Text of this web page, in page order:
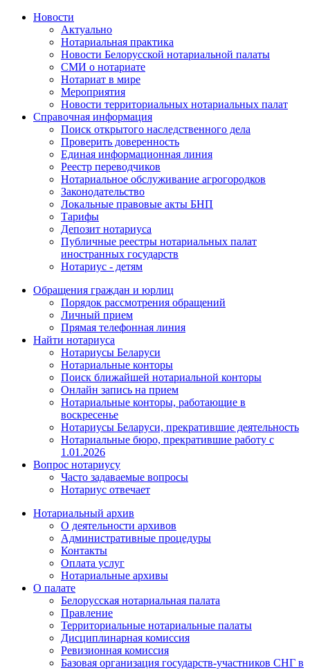
Новости
Актуально
Нотариальная практика
Новости Белорусской нотариальной палаты
СМИ о нотариате
Нотариат в мире
Мероприятия
Новости территориальных нотариальных палат
Справочная информация
Поиск открытого наследственного дела
Проверить доверенность
Единая информационная линия
Реестр переводчиков
Нотариальное обслуживание агрогородков
Законодательство
Локальные правовые акты БНП
Тарифы
Депозит нотариуса
Публичные реестры нотариальных палат
иностранных государств
Нотариус - детям
Обращения граждан и юрлиц
Порядок рассмотрения обращений
Личный прием
Прямая телефонная линия
Найти нотариуса
Нотариусы Беларуси
Нотариальные конторы
Поиск ближайшей нотариальной конторы
Онлайн запись на прием
Нотариальные конторы, работающие в
воскресенье
Нотариусы Беларуси, прекратившие деятельность
Нотариальные бюро, прекратившие работу с
1.01.2026
Вопрос нотариусу
Часто задаваемые вопросы
Нотариус отвечает
Нотариальный архив
О деятельности архивов
Административные процедуры
Контакты
Оплата услуг
Нотариальные архивы
О палате
Белорусская нотариальная палата
Правление
Территориальные нотариальные палаты
Дисциплинарная комиссия
Ревизионная комиссия
Базовая организация государств-участников СНГ в